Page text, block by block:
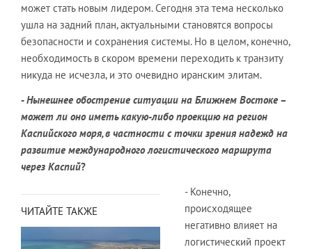
может стать новым лидером. Сегодня эта тема несколько
ушла на задний план, актуальными становятся вопросы
безопасности и сохранения системы. Но в целом, конечно,
необходимость в скором времени переходить к транзиту
никуда не исчезла, и это очевидно иранским элитам.
-Нынешнее обострение ситуации на Ближнем Востоке –
может ли оно иметь какую-либо проекцию на регион
Каспийского моря, в частности с точки зрения надежд на
развитие международного логистического маршрута
через Каспий?
ЧИТАЙТЕ ТАКЖЕ
- Конечно,
происходящее
негативно влияет на
логистический проект